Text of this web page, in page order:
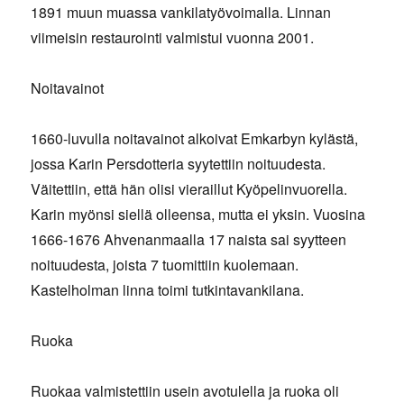
1891 muun muassa vankilatyövoimalla. Linnan
viimeisin restaurointi valmistui vuonna 2001.
Noitavainot
1660-luvulla noitavainot alkoivat Emkarbyn kylästä,
jossa Karin Persdotteria syytettiin noituudesta.
Väitettiin, että hän olisi vieraillut Kyöpelinvuorella.
Karin myönsi siellä olleensa, mutta ei yksin. Vuosina
1666-1676 Ahvenanmaalla 17 naista sai syytteen
noituudesta, joista 7 tuomittiin kuolemaan.
Kastelholman linna toimi tutkintavankilana.
Ruoka
Ruokaa valmistettiin usein avotulella ja ruoka oli